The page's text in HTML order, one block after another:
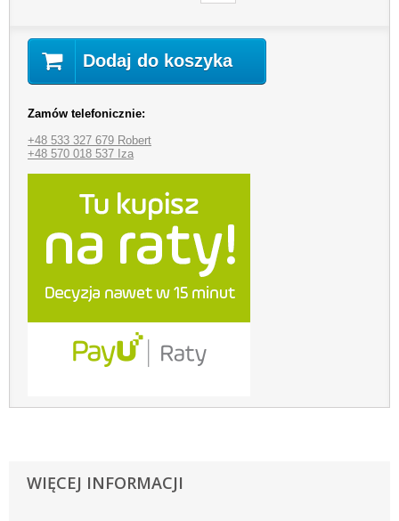
Dodaj do koszyka
Zamów telefonicznie:
+48 533 327 679 Robert
+48 570 018 537 Iza
WIĘCEJ INFORMACJI